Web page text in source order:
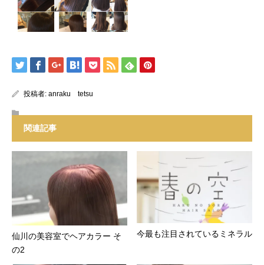
投稿者: anraku tetsu
関連記事
仙川の美容室でヘアカラー そ
の2
今最も注目されているミネラル